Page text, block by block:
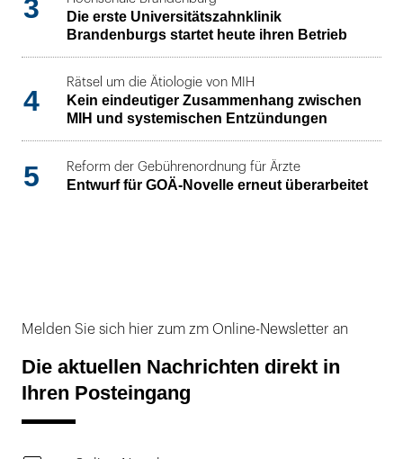
3
Die erste Universitätszahnklinik
Brandenburgs startet heute ihren Betrieb
4
Rätsel um die Ätiologie von MIH
Kein eindeutiger Zusammenhang zwischen
MIH und systemischen Entzündungen
5 Reform der Gebührenordnung für Ärzte
Entwurf für GOÄ-Novelle erneut überarbeitet
Melden Sie sich hier zum zm Online-Newsletter an
Die aktuellen Nachrichten direkt in
Ihren Posteingang